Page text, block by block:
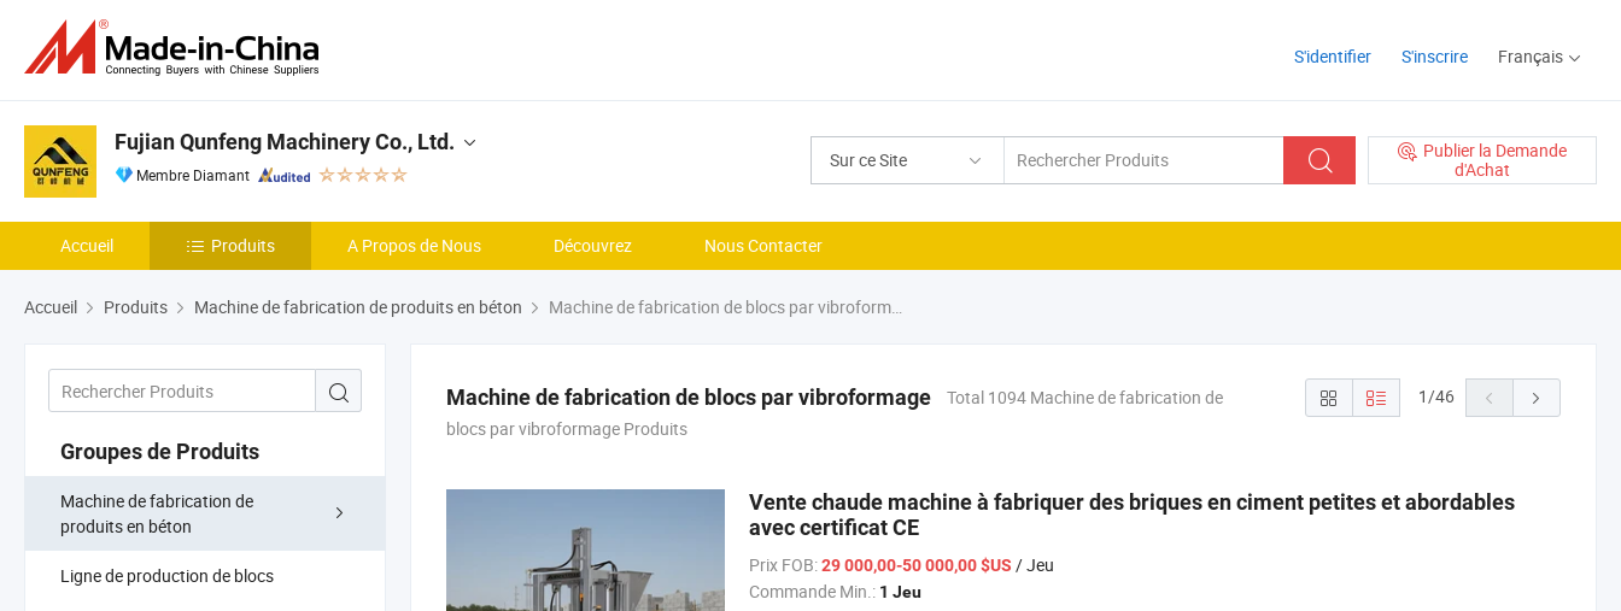
S'identifier S'inscrire Français
Sur ce Site
Publier la Demande
d'Achat
Fujian Qunfeng Machinery Co., Ltd.
Membre Diamant
Accueil Produits A Propos de Nous Découvrez Nous Contacter
Accueil Produits Machine de fabrication de produits en béton Machine de fabrication de blocs par vibroformage
Groupes de Produits
Machine de fabrication de
produits en béton
Ligne de production de blocs
Machine de fabrication de blocs par vibroformage
Total 1094 Machine de fabrication de
blocs par vibroformage Produits
1/46
Vente chaude machine à fabriquer des briques en ciment petites et abordables
avec certificat CE
Prix FOB:29 000,00-50 000,00 $US / Jeu
Commande Min.: 1 Jeu